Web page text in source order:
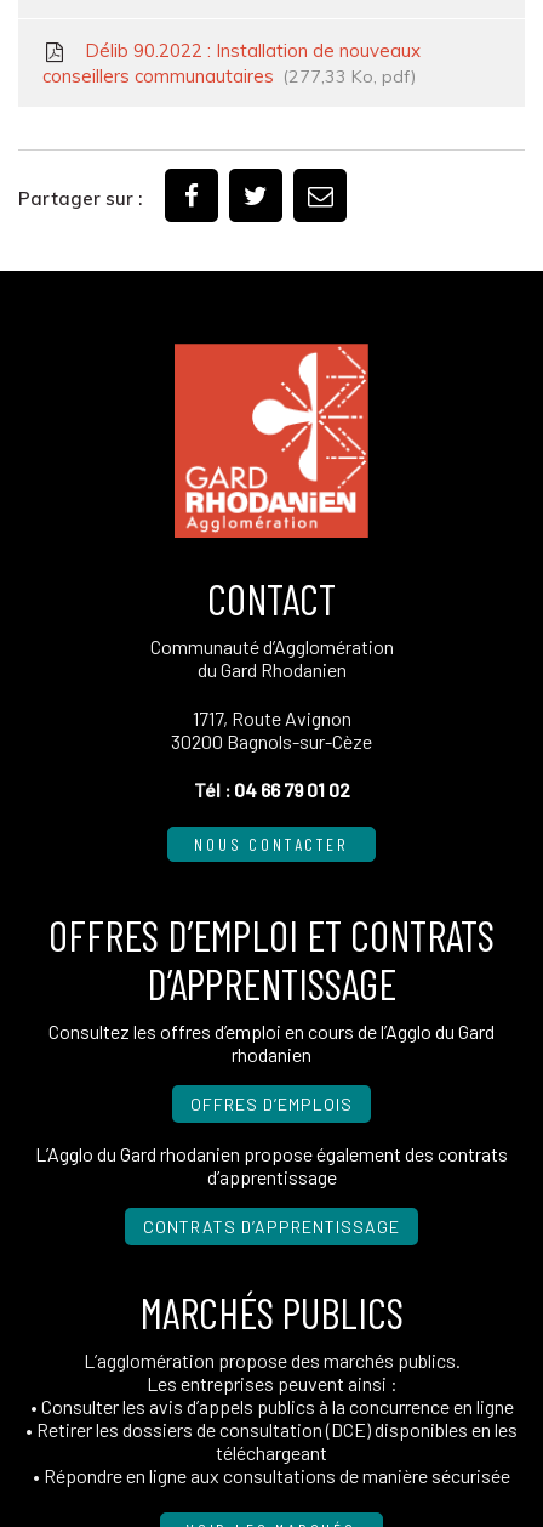
Délib 90.2022 : Installation de nouveaux
conseillers communautaires
277,33 Ko, pdf
Partager sur :
CONTACT
Communauté d’Agglomération
du Gard Rhodanien
1717, Route Avignon
30200 Bagnols-sur-Cèze
Tél : 04 66 79 01 02
NOUS CONTACTER
OFFRES D’EMPLOI ET CONTRATS
D’APPRENTISSAGE
Consultez les offres d’emploi en cours de l’Agglo du Gard
rhodanien
OFFRES D’EMPLOIS
L’Agglo du Gard rhodanien propose également des contrats
d’apprentissage
CONTRATS D’APPRENTISSAGE
MARCHÉS PUBLICS
L’agglomération propose des marchés publics.
Les entreprises peuvent ainsi :
• Consulter les avis d’appels publics à la concurrence en ligne
• Retirer les dossiers de consultation (DCE) disponibles en les
téléchargeant
• Répondre en ligne aux consultations de manière sécurisée